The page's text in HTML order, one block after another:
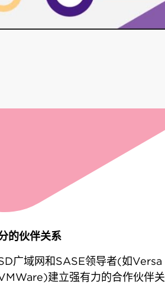
的伙伴关系
广域网和SASE领导者(如Versa
建立强有力的合作伙伴关